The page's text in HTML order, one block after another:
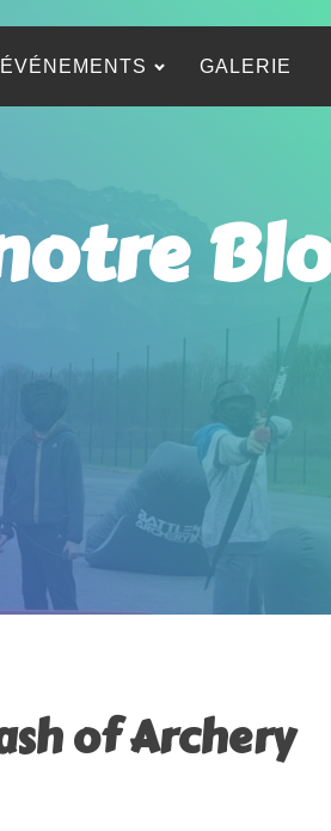
ÉVÉNEMENTS GALERIE
of Archery